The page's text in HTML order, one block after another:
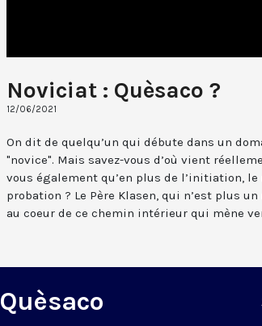
Noviciat : Quèsaco ?
12/06/2021
On dit de quelqu’un qui débute dans un
"novice". Mais savez-vous d’où vient
vous également qu’en plus de l’initiation,
probation ? Le Père Klasen, qui n’est plus
au coeur de ce chemin intérieur qui mène
Quèsaco